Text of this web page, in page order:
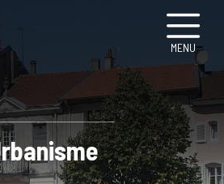
MENU